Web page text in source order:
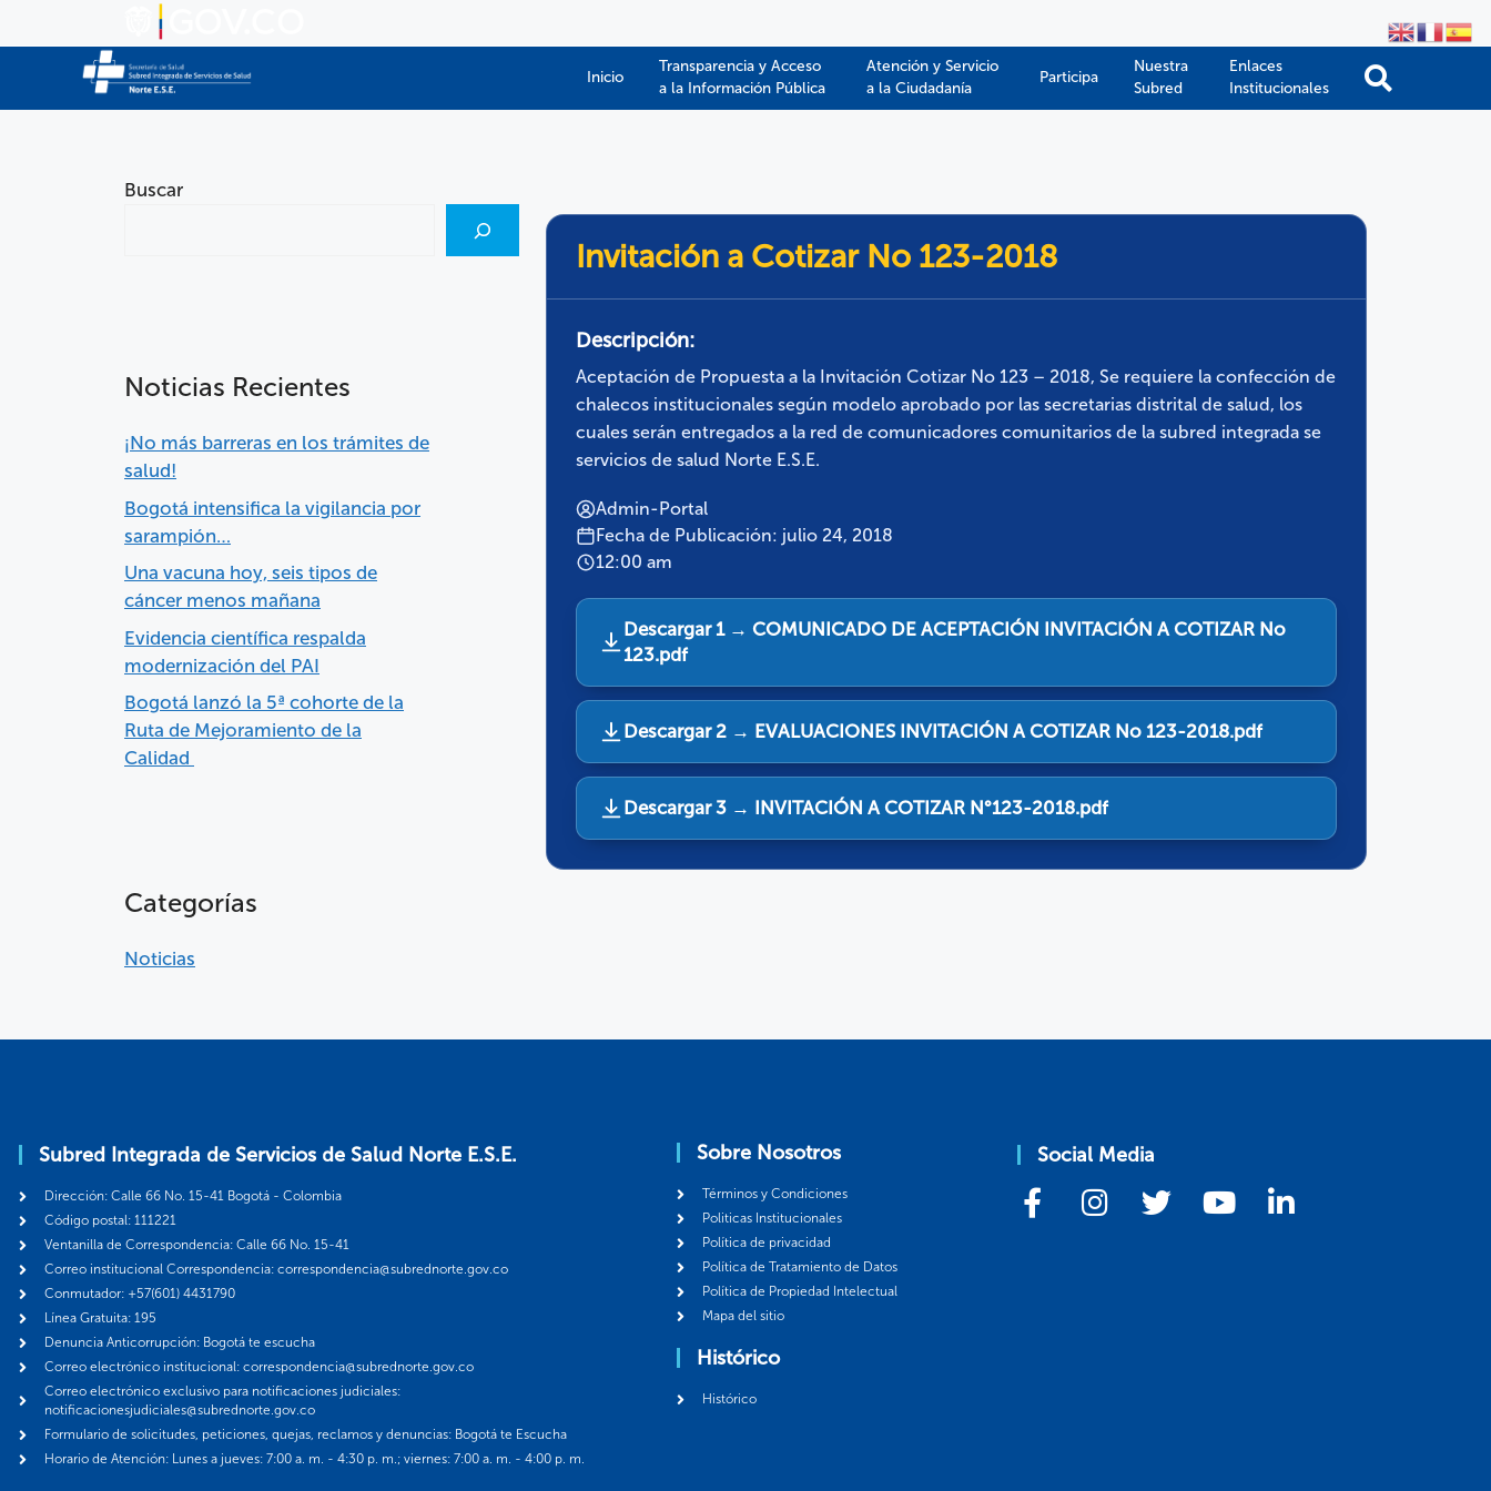
Inicio
Transparencia y Acceso
a la Información Pública​​
Atención y Servicio
a la Ciudadanía
Participa
Nuestra
Subred
Enlaces
Institucionales
Invitación a Cotizar No 123-2018
Descripción:
Aceptación de Propuesta a la Invitación Cotizar No 123 – 2018, Se requiere la confección de
chalecos institucionales según modelo aprobado por las secretarias distrital de salud, los
cuales serán entregados a la red de comunicadores comunitarios de la subred integrada se
servicios de salud Norte E.S.E.
Admin-Portal
Fecha de Publicación: julio 24, 2018
12:00 am
Descargar 1 → COMUNICADO DE ACEPTACIÓN INVITACIÓN A COTIZAR No
123.pdf
Descargar 2 → EVALUACIONES INVITACIÓN A COTIZAR No 123-2018.pdf
Descargar 3 → INVITACIÓN A COTIZAR N°123-2018.pdf
Buscar
Noticias Recientes
¡No más barreras en los trámites de
salud!
Bogotá intensifica la vigilancia por
sarampión…
Una vacuna hoy, seis tipos de
cáncer menos mañana
Evidencia científica respalda
modernización del PAI
Bogotá lanzó la 5ª cohorte de la
Ruta de Mejoramiento de la
Calidad
Categorías
Noticias
Subred Integrada de Servicios de Salud Norte E.S.E.
Dirección: Calle 66 No. 15-41 Bogotá - Colombia
Código postal: 111221
Ventanilla de Correspondencia: Calle 66 No. 15-41
Correo institucional Correspondencia: correspondencia@subrednorte.gov.co
Conmutador: +57(601) 4431790
Línea Gratuita: 195
Denuncia Anticorrupción: Bogotá te escucha
Correo electrónico institucional: correspondencia@subrednorte.gov.co
Correo electrónico exclusivo para notificaciones judiciales:
notificacionesjudiciales@subrednorte.gov.co
Formulario de solicitudes, peticiones, quejas, reclamos y denuncias: Bogotá te Escucha
Horario de Atención: Lunes a jueves: 7:00 a. m. - 4:30 p. m.; viernes: 7:00 a. m. - 4:00 p. m.
Sobre Nosotros
Términos y Condiciones
Politicas Institucionales
Política de privacidad
Política de Tratamiento de Datos
Política de Propiedad Intelectual
Mapa del sitio
Histórico
Histórico
Social Media